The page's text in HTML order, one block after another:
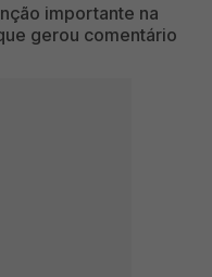
importante na
gerou comentário